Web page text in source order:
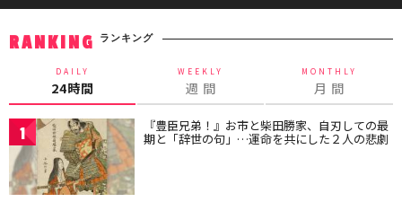
RANKING ランキング
DAILY
24時間
WEEKLY
週 間
MONTHLY
月 間
1 『豊臣兄弟！』お市と柴田勝家、自刃しての最
期と「辞世の句」…運命を共にした２人の悲劇